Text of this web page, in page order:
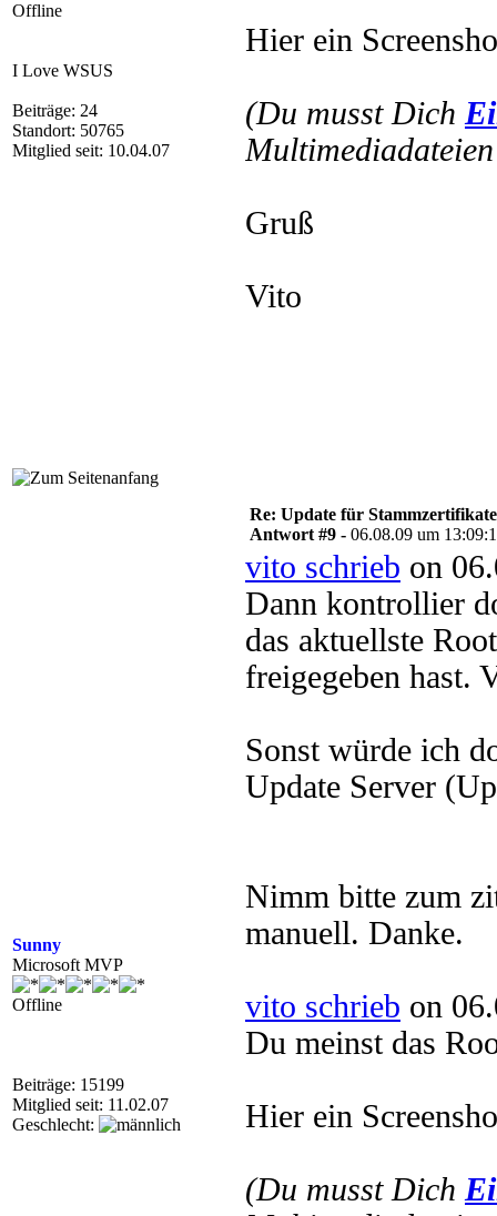
Offline
I Love WSUS
Beiträge: 24
Standort: 50765
Mitglied seit: 10.04.07
Hier ein
(Du musst Dich
Gruß
Vito
Sunny
Microsoft MVP
Offline
Beiträge: 15199
Mitglied seit: 11.02.07
Geschlecht:
Re: Update für
Antwort #9 - 06.08.09 um
vito schrieb on
Dann kontrollier
das aktuellste
freigegeben hast.
Sonst würde ich
Update Server
Nimm bitte zum
manuell. Danke.
vito schrieb on
Du meinst das
Hier ein
(Du musst Dich